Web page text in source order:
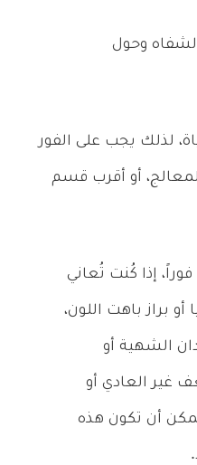
وحول
لذلك يجب على الفور
أو أقرب قسم
إذا كُنت تُعاني
براز باهت اللون،
الشهية أو
غير العادي أو
أن تكون هذه